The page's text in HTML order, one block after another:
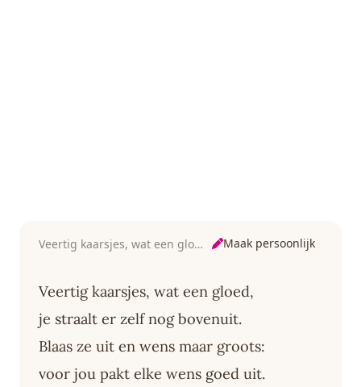
Veertig kaarsjes, wat een gloed Maak persoonlijk
Veertig kaarsjes, wat een gloed,
je straalt er zelf nog bovenuit.
Blaas ze uit en wens maar groots:
voor jou pakt elke wens goed uit.